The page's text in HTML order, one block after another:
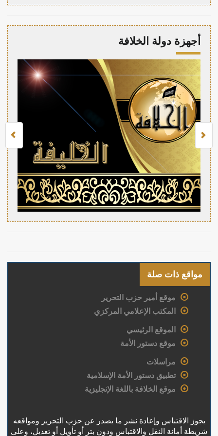
أجهزة دولة الخلافة
مواقع ذات صلة
موقع أمير حزب التحرير
المكتب الإعلامي المركزي
الموقع الرئيسي
موقع دستور الأمة
مراسلات
تطبيق دستور الأمة الإسلامية
موقع الخلافة باللغة الإنجليزية
يجوز الاقتباس وإعادة نشر ما يصدر عن حزب التحرير ومواقعه
شريطة أمانة النقل والاقتباس ودون بتر أو تأويل أو تعديل، وعلى